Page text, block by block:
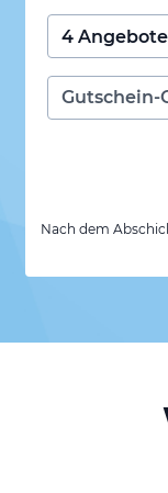
Nach dem